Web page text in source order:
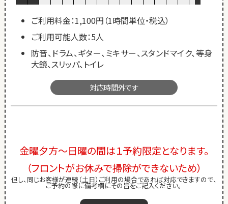
ご利用料金：1,100円（1時間単位・税込）
ご利用可能人数：5人
防音、ドラム、ギター、ミキサー、スタンドマイク、等身
大鏡、スリッパ、トイレ
対応時間外です
金曜夕方～日曜の間は１予約限定となります。
（フロントがお休みで掃除ができないため）
但し、同じお客様が連続（土日）ご利用の場合であれば対応できますので、
ご予約の際に備考欄にその旨をご記入ください。